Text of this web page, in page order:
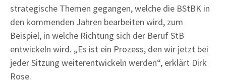
strategische Themen gegangen, welche die BStBK in
den kommenden Jahren bearbeiten wird, zum
Beispiel, in welche Richtung sich der Beruf StB
entwickeln wird. „Es ist ein Prozess, den wir jetzt bei
jeder Sitzung weiterentwickeln werden“, erklärt Dirk
Rose.